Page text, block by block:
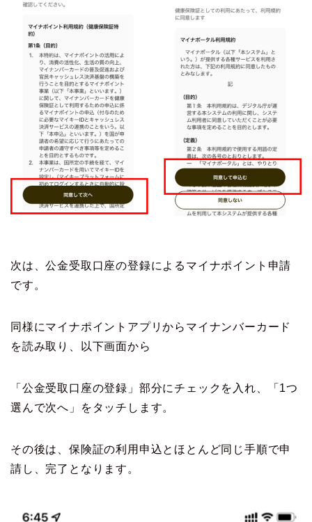
次は、公金受取口座の登録によるマイナポイント申請
です。
同様にマイナポイントアプリからマイナンバーカード
を読み取り、以下画面から
「公金受取口座の登録」部分にチェックを入れ、「1つ
選んで次へ」をタッチします。
その後は、保険証の利用申込とほとんど同じ手順で申
請し、完了となります。